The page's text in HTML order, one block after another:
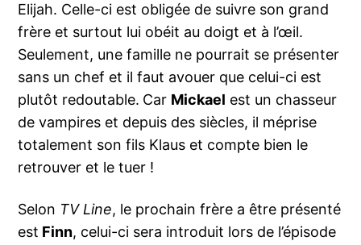
Elijah. Celle-ci est obligée de suivre son grand
frère et surtout lui obéit au doigt et à l’œil.
Seulement, une famille ne pourrait se présenter
sans un chef et il faut avouer que celui-ci est
plutôt redoutable. Car Mickael est un chasseur
de vampires et depuis des siècles, il méprise
totalement son fils Klaus et compte bien le
retrouver et le tuer !
Selon TV Line, le prochain frère a être présenté
est Finn, celui-ci sera introduit lors de l’épisode